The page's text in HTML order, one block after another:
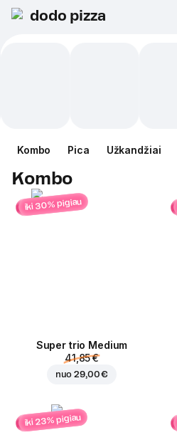
dodo pizza
Kombo Pica Užkandžiai
Kombo
iki 30% pigiau
Super trio Medium
41,85 €
nuo29,00 €
iki 23% pigiau